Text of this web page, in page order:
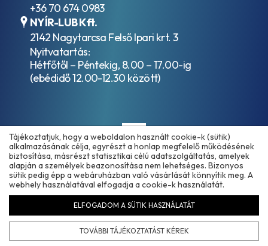
+36 70 674 0983
NYÍR-LUB Kft.
2142 Nagytarcsa Felső Ipari krt. 3
Nyitvatartás:
Hétfőtől – Péntekig, 8.00 – 17.00-ig
(ebédidő 12.00-12.30 között)
Copyright © 2025 - 2026 www.olajmarket.hu
Árukereső.hu
Tájékoztatjuk, hogy a weboldalon használt cookie-k (sütik)
alkalmazásának célja, egyrészt a honlap megfelelő működésének
biztosítása, másrészt statisztikai célú adatszolgáltatás, amelyek
alapján a személyek beazonosítása nem lehetséges. Bizonyos
sütik pedig épp a webáruházban való vásárlását könnyítik meg. A
webhely használatával elfogadja a cookie-k használatát.
ELFOGADOM A SÜTIK HASZNÁLATÁT
TOVÁBBI TÁJÉKOZTATÁST KÉREK